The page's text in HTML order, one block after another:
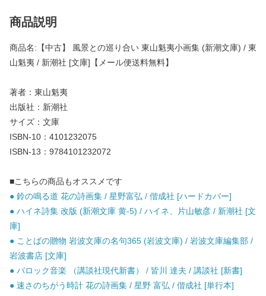
商品説明
商品名:【中古】 風景との巡り合い 東山魁夷小画集 (新潮文庫) / 東
山魁夷 / 新潮社 [文庫]【メール便送料無料】
著者：東山魁夷
出版社：新潮社
サイズ：文庫
ISBN-10：4101232075
ISBN-13：9784101232072
■こちらの商品もオススメです
● 鈴の鳴る道 花の詩画集 / 星野富弘 / 偕成社 [ハードカバー]
● ハイネ詩集 改版 (新潮文庫 黄-5) / ハイネ、片山敏彦 / 新潮社 [文
庫]
● ことばの贈物 岩波文庫の名句365 (岩波文庫) / 岩波文庫編集部 /
岩波書店 [文庫]
● バロック音楽 （講談社現代新書） / 皆川 達夫 / 講談社 [新書]
● 速さのちがう時計 花の詩画集 / 星野 富弘 / 偕成社 [単行本]